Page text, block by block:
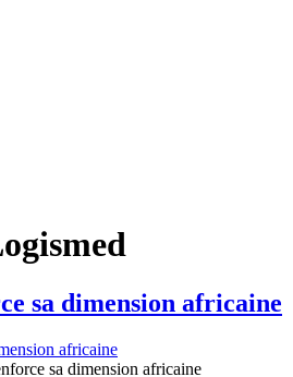
sa dimension africaine